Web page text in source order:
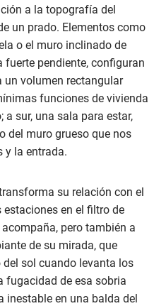
a la topografía del
un prado. Elementos como
o el muro inclinado de
fuerte pendiente, configuran
un volumen rectangular
funciones de vivienda
sur, una sala para estar,
del muro grueso que nos
y la entrada.
su relación con el
en el filtro de
pero también a
de su mirada, que
sol cuando levanta los
fugacidad de esa sobria
inestable en una balda del